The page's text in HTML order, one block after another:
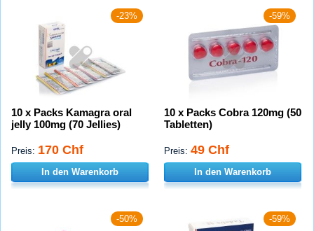
-23%
10 x Packs Kamagra oral
jelly 100mg (70 Jellies)
Preis: 170 Chf
In den Warenkorb
-59%
10 x Packs Cobra 120mg (50
Tabletten)
Preis: 49 Chf
In den Warenkorb
-50% -59%